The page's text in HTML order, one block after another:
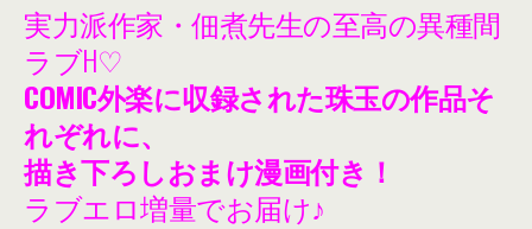
実力派作家・佃煮先生の至高の異種間
ラブH♡
COMIC外楽に収録された珠玉の作品そ
れぞれに、
描き下ろしおまけ漫画付き！
ラブエロ増量でお届け♪